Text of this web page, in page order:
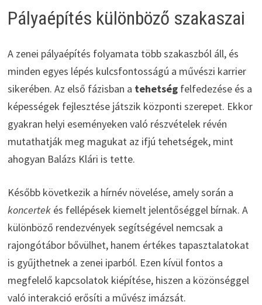
Pályaépítés különböző szakaszai
A zenei pályaépítés folyamata több szakaszból áll, és
minden egyes lépés kulcsfontosságú a művészi karrier
sikerében. Az első fázisban a tehetségfelfedezése és a
képességek fejlesztése játszik központi szerepet. Ekkor
gyakran helyi eseményeken való részvételek révén
mutathatják meg magukat az ifjú tehetségek, mint
ahogyan Balázs Klári is tette.
Később következik a hírnév növelése, amely során a
koncertekés fellépések kiemelt jelentőséggel bírnak. A
különböző rendezvények segítségével nemcsak a
rajongótábor bővülhet, hanem értékes tapasztalatokat
is gyűjthetnek a zenei iparból. Ezen kívül fontos a
megfelelő kapcsolatok kiépítése, hiszen a közönséggel
való interakció erősíti a művész imázsát.